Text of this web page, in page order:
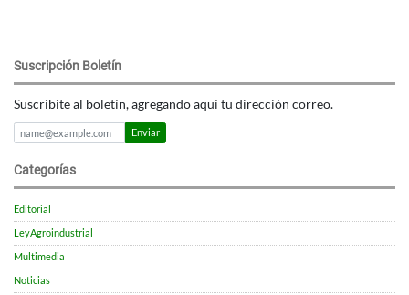
Suscripción Boletín
Suscribite al boletín, agregando aquí tu dirección correo.
Enviar
Categorías
Editorial
LeyAgroindustrial
Multimedia
Noticias